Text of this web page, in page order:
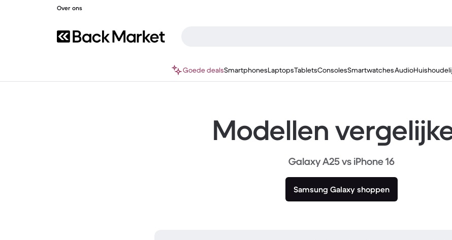
Over ons
Goede dealsSmartphonesLaptopsTabletsConsolesSmartwatchesAudio
Modellen
Galaxy A25 vs iPhone 16
Samsung Galaxy shoppen